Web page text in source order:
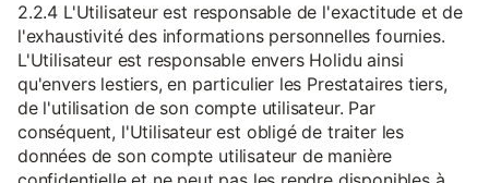
2.2.4 L'Utilisateur est responsable de l'exactitude et de
l'exhaustivité des informations personnelles fournies.
L'Utilisateur est responsable envers Holidu ainsi
qu'envers lestiers, en particulier les Prestataires tiers,
de l'utilisation de son compte utilisateur. Par
conséquent, l'Utilisateur est obligé de traiter les
données de son compte utilisateur de manière